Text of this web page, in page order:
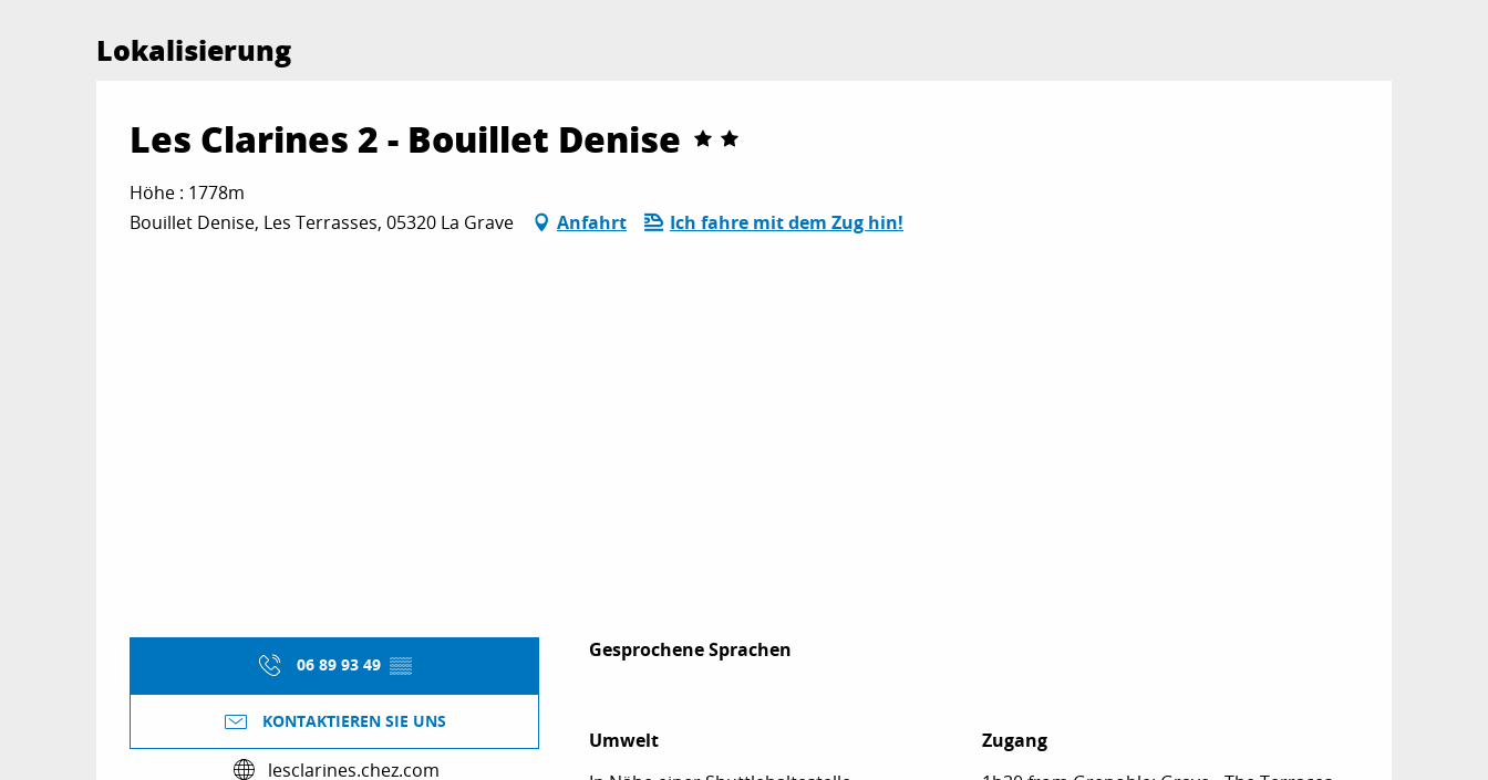
Lokalisierung
Les Clarines 2 - Bouillet Denise
Höhe : 1778m
Bouillet Denise, Les Terrasses, 05320 La Grave
Anfahrt Ich fahre mit dem Zug hin!
06 89 93 49 ▒▒
KONTAKTIEREN SIE UNS
lesclarines.chez.com
Gesprochene Sprachen
Gesprochene Sprachen
Umwelt
Umwelt
Zugang
Zugang